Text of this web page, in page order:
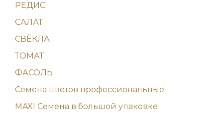
РЕДИС
САЛАТ
СВЁКЛА
ТОМАТ
ФАСОЛЬ
Семена цветов профессиональные
MAXI Семена в большой упаковке